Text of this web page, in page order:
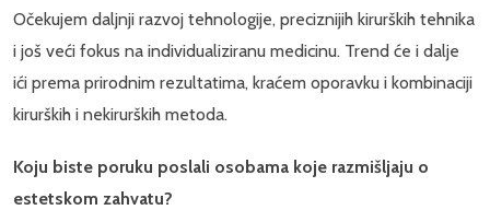
Očekujem daljnji razvoj tehnologije, preciznijih kirurških tehnika
i još veći fokus na individualiziranu medicinu. Trend će i dalje
ići prema prirodnim rezultatima, kraćem oporavku i kombinaciji
kirurških i nekirurških metoda.
Koju biste poruku poslali osobama koje razmišljaju o
estetskom zahvatu?